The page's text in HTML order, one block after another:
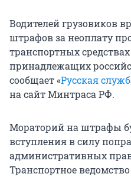
Водителей грузовиков
штрафов за неоплату
транспортных
принадлежащих
сообщает «Русская
на сайт Минтраса РФ.
Мораторий на штрафы
вступления в силу
административных
Транспортное